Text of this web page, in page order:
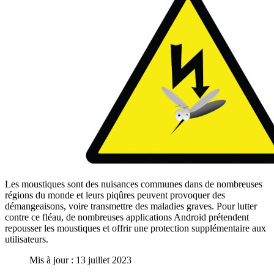
Les moustiques sont des nuisances communes dans de nombreuses
régions du monde et leurs piqûres peuvent provoquer des
démangeaisons, voire transmettre des maladies graves. Pour lutter
contre ce fléau, de nombreuses applications Android prétendent
repousser les moustiques et offrir une protection supplémentaire aux
utilisateurs.
Mis à jour : 13 juillet 2023